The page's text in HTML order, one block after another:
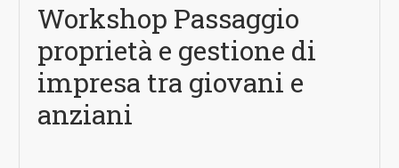
Workshop Passaggio
proprietà e gestione di
impresa tra giovani e
anziani